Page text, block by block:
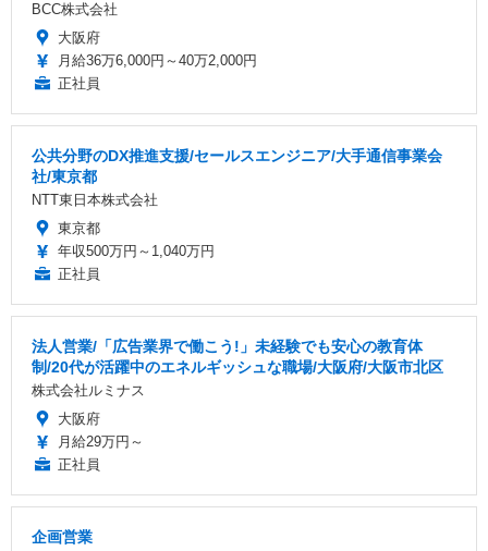
BCC株式会社
大阪府
月給36万6,000円～40万2,000円
正社員
公共分野のDX推進支援/セールスエンジニア/大手通信事業会
社/東京都
NTT東日本株式会社
東京都
年収500万円～1,040万円
正社員
法人営業/「広告業界で働こう!」未経験でも安心の教育体
制/20代が活躍中のエネルギッシュな職場/大阪府/大阪市北区
株式会社ルミナス
大阪府
月給29万円～
正社員
企画営業